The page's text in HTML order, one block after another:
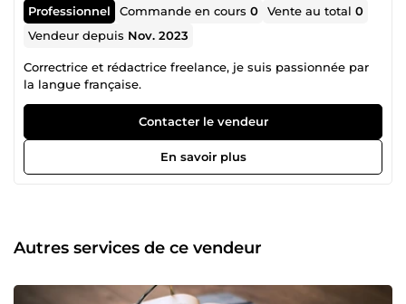
Professionnel Commande en cours0 Vente au total0
Vendeur depuis Nov. 2023
Correctrice et rédactrice freelance, je suis passionnée par
la langue française.
Contacter le vendeur
En savoir plus
Autres services de ce vendeur